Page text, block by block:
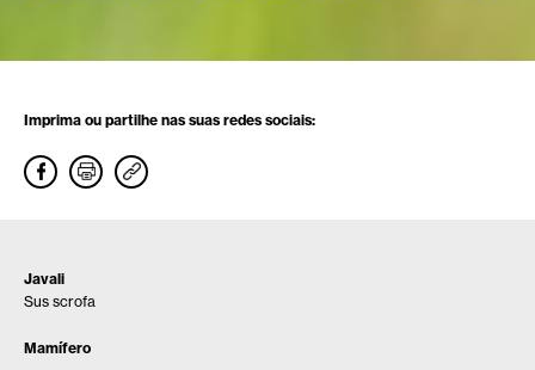
Imprima ou partilhe nas suas redes sociais:
Javali
Sus scrofa
Mamífero